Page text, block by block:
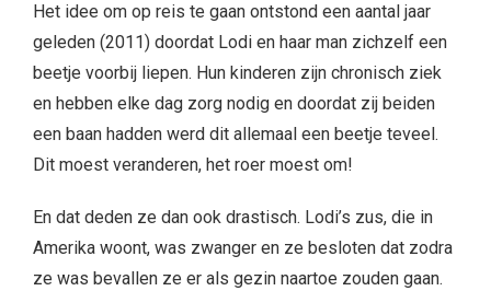
Het idee om op reis te gaan ontstond een aantal jaar
geleden (2011) doordat Lodi en haar man zichzelf een
beetje voorbij liepen. Hun kinderen zijn chronisch ziek
en hebben elke dag zorg nodig en doordat zij beiden
een baan hadden werd dit allemaal een beetje teveel.
Dit moest veranderen, het roer moest om!
En dat deden ze dan ook drastisch. Lodi’s zus, die in
Amerika woont, was zwanger en ze besloten dat zodra
ze was bevallen ze er als gezin naartoe zouden gaan.